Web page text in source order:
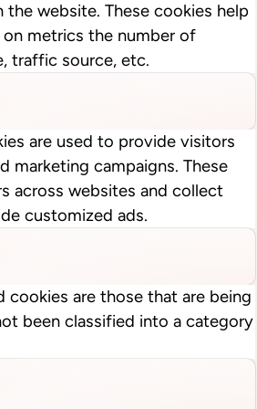
website. These cookies help
metrics the number of
traffic source, etc.
are used to provide visitors
marketing campaigns. These
across websites and collect
customized ads.
cookies are those that are being
been classified into a category